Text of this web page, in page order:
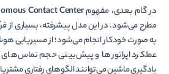
در گام بعدی، مفهومContact Center
مطرح می‌شود. در این مدل پیشرفته، بسیاری از
به صورت خودکار انجام می‌شود؛ از مسیریابی
عملکرد اپراتورها و پیش‌بینی حجم
یادگیری ماشین می‌توانند الگوهای رفتاری